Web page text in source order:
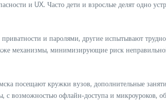
и UX. Часто дети и взрослые делят одно
и паролями, другие испытывают
механизмы, минимизирующие риск
посещают кружки вузов, дополнительные
возможностью офлайн‑доступа и микроуроков,